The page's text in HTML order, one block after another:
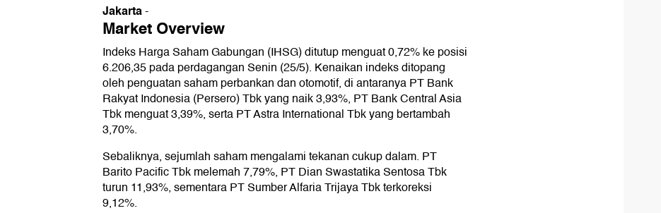
Jakarta-
Market Overview
Indeks Harga Saham Gabungan (IHSG) ditutup menguat 0,72% ke posisi
6.206,35 pada perdagangan Senin (25/5). Kenaikan indeks ditopang
oleh penguatan saham perbankan dan otomotif, di antaranya PT Bank
Rakyat Indonesia (Persero) Tbk yang naik 3,93%, PT Bank Central Asia
Tbk menguat 3,39%, serta PT Astra International Tbk yang bertambah
3,70%.
Sebaliknya, sejumlah saham mengalami tekanan cukup dalam. PT
Barito Pacific Tbk melemah 7,79%, PT Dian Swastatika Sentosa Tbk
turun 11,93%, sementara PT Sumber Alfaria Trijaya Tbk terkoreksi
9,12%.